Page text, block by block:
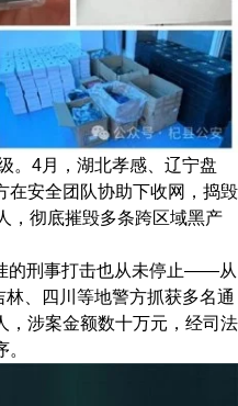
。4月，湖北孝感、辽宁盘
在安全团队协助下收网，捣毁
，彻底摧毁多条跨区域黑产
的刑事打击也从未停止——从
、四川等地警方抓获多名通
，涉案金额数十万元，经司法